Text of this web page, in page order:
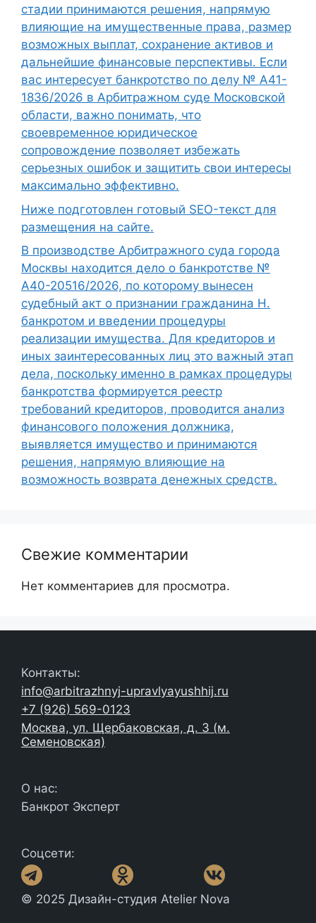
стадии принимаются решения, напрямую
влияющие на имущественные права, размер
возможных выплат, сохранение активов и
дальнейшие финансовые перспективы. Если
вас интересует банкротство по делу № А41-
1836/2026 в Арбитражном суде Московской
области, важно понимать, что
своевременное юридическое
сопровождение позволяет избежать
серьезных ошибок и защитить свои интересы
максимально эффективно.
Ниже подготовлен готовый SEO-текст для
размещения на сайте.
В производстве Арбитражного суда города
Москвы находится дело о банкротстве №
А40-20516/2026, по которому вынесен
судебный акт о признании гражданина Н.
банкротом и введении процедуры
реализации имущества. Для кредиторов и
иных заинтересованных лиц это важный этап
дела, поскольку именно в рамках процедуры
банкротства формируется реестр
требований кредиторов, проводится анализ
финансового положения должника,
выявляется имущество и принимаются
решения, напрямую влияющие на
возможность возврата денежных средств.
Свежие комментарии
Нет комментариев для просмотра.
Контакты:
info@arbitrazhnyj-upravlyayushhij.ru
+7 (926) 569-0123
Москва, ул. Щербаковская, д. 3 (м.
Семеновская)
О нас:
Банкрот Эксперт
Соцсети:
© 2025 Дизайн-студия Atelier Nova